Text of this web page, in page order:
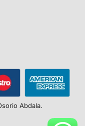
Abdala.